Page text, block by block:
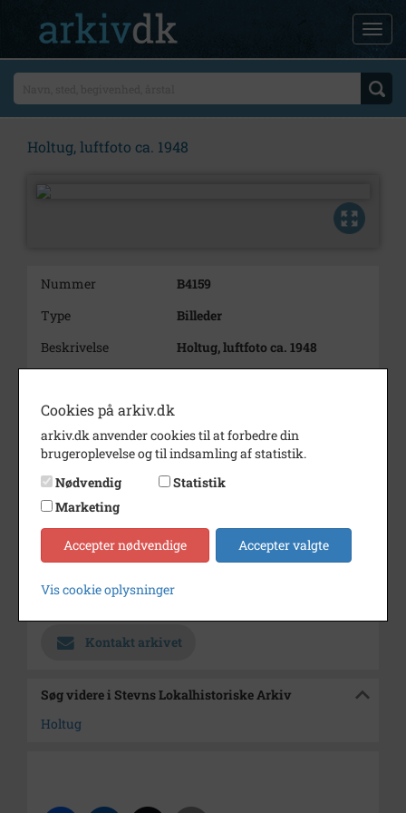
Holtug, luftfoto ca. 1948
Nummer
B4159
Type
Billeder
Beskrivelse
Holtug, luftfoto ca. 1948
Dateringsnote
Fotograf
Ukendt
Størrelse
20x28
Se på kort
Type
Sogn (1000-2050)
Arkiv
Kontakt arkivet
Søg videre i Stevns Lokalhistoriske Arkiv
Holtug
Cookies på arkiv.dk
arkiv.dk anvender cookies til at forbedre din
brugeroplevelse og til indsamling af statistik.
Nødvendig
Statistik
Marketing
Accepter nødvendige Accepter valgte
Vis cookie oplysninger